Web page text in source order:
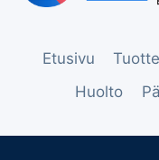
Etusivu
Huolto